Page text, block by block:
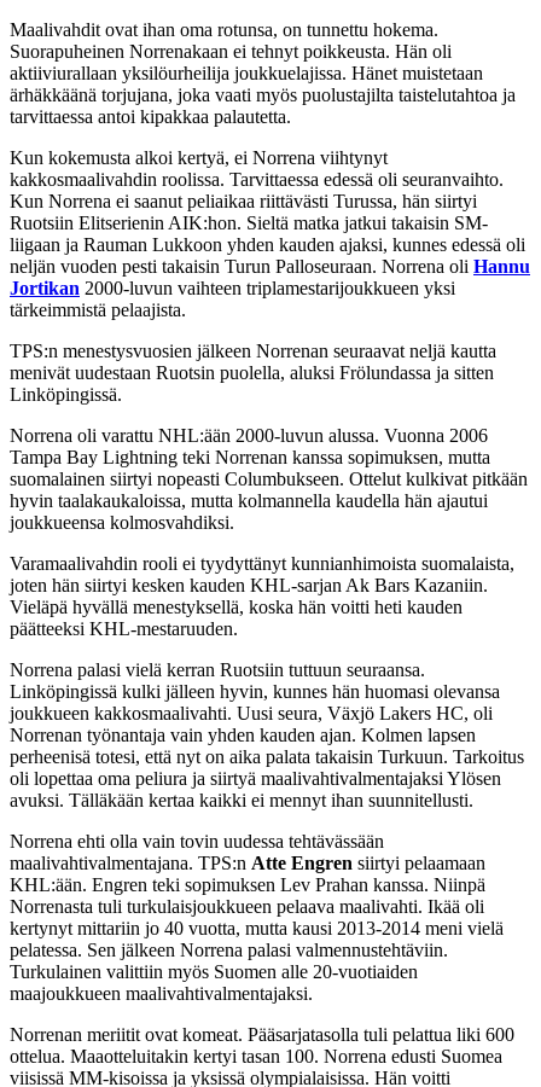
Maalivahdit ovat ihan oma rotunsa, on tunnettu hokema.
Suorapuheinen Norrenakaan ei tehnyt poikkeusta. Hän oli
aktiiviurallaan yksilöurheilija joukkuelajissa. Hänet muistetaan
ärhäkkäänä torjujana, joka vaati myös puolustajilta taistelutahtoa ja
tarvittaessa antoi kipakkaa palautetta.
Kun kokemusta alkoi kertyä, ei Norrena viihtynyt
kakkosmaalivahdin roolissa. Tarvittaessa edessä oli seuranvaihto.
Kun Norrena ei saanut peliaikaa riittävästi Turussa, hän siirtyi
Ruotsiin Elitserienin AIK:hon. Sieltä matka jatkui takaisin SM-
liigaan ja Rauman Lukkoon yhden kauden ajaksi, kunnes edessä oli
neljän vuoden pesti takaisin Turun Palloseuraan. Norrena oli Hannu
Jortikan 2000-luvun vaihteen triplamestarijoukkueen yksi
tärkeimmistä pelaajista.
TPS:n menestysvuosien jälkeen Norrenan seuraavat neljä kautta
menivät uudestaan Ruotsin puolella, aluksi Frölundassa ja sitten
Linköpingissä.
Norrena oli varattu NHL:ään 2000-luvun alussa. Vuonna 2006
Tampa Bay Lightning teki Norrenan kanssa sopimuksen, mutta
suomalainen siirtyi nopeasti Columbukseen. Ottelut kulkivat pitkään
hyvin taalakaukaloissa, mutta kolmannella kaudella hän ajautui
joukkueensa kolmosvahdiksi.
Varamaalivahdin rooli ei tyydyttänyt kunnianhimoista suomalaista,
joten hän siirtyi kesken kauden KHL-sarjan Ak Bars Kazaniin.
Vieläpä hyvällä menestyksellä, koska hän voitti heti kauden
päätteeksi KHL-mestaruuden.
Norrena palasi vielä kerran Ruotsiin tuttuun seuraansa.
Linköpingissä kulki jälleen hyvin, kunnes hän huomasi olevansa
joukkueen kakkosmaalivahti. Uusi seura, Växjö Lakers HC, oli
Norrenan työnantaja vain yhden kauden ajan. Kolmen lapsen
perheenisä totesi, että nyt on aika palata takaisin Turkuun. Tarkoitus
oli lopettaa oma peliura ja siirtyä maalivahtivalmentajaksi Ylösen
avuksi. Tälläkään kertaa kaikki ei mennyt ihan suunnitellusti.
Norrena ehti olla vain tovin uudessa tehtävässään
maalivahtivalmentajana. TPS:n Atte Engren siirtyi pelaamaan
KHL:ään. Engren teki sopimuksen Lev Prahan kanssa. Niinpä
Norrenasta tuli turkulaisjoukkueen pelaava maalivahti. Ikää oli
kertynyt mittariin jo 40 vuotta, mutta kausi 2013-2014 meni vielä
pelatessa. Sen jälkeen Norrena palasi valmennustehtäviin.
Turkulainen valittiin myös Suomen alle 20-vuotiaiden
maajoukkueen maalivahtivalmentajaksi.
Norrenan meriitit ovat komeat. Pääsarjatasolla tuli pelattua liki 600
ottelua. Maaotteluitakin kertyi tasan 100. Norrena edusti Suomea
viisissä MM-kisoissa ja yksissä olympialaisissa. Hän voitti